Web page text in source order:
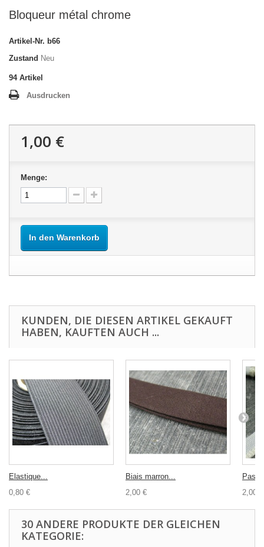
Bloqueur métal chrome
Artikel-Nr. b66
Zustand Neu
94 Artikel
Ausdrucken
1,00 €
Menge:
In den Warenkorb
KUNDEN, DIE DIESEN ARTIKEL GEKAUFT
HABEN, KAUFTEN AUCH ...
Elastique...
0,80 €
Biais marron...
2,00 €
2,00 €
30 ANDERE PRODUKTE DER GLEICHEN
KATEGORIE: